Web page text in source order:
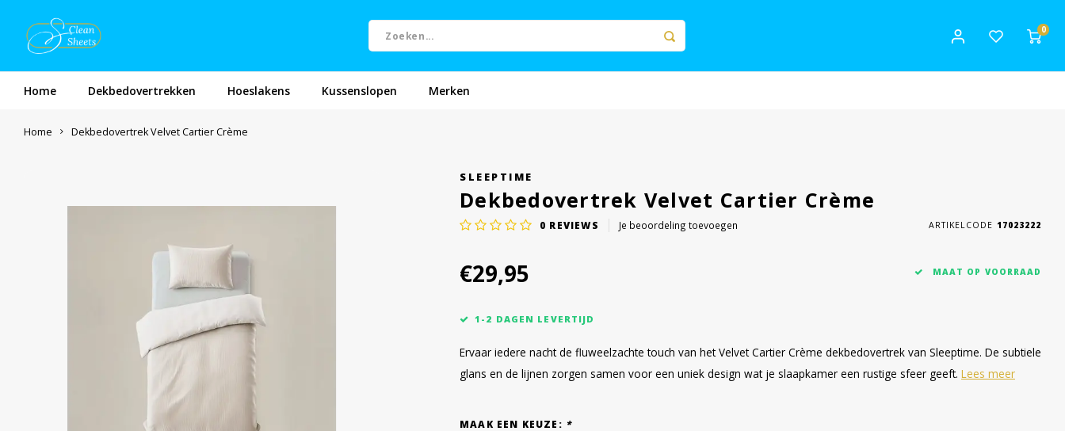
0
Home Dekbedovertrekken Hoeslakens Kussenslopen Merken
Home Dekbedovertrek Velvet Cartier Crème
SLEEPTIME
Dekbedovertrek Velvet Cartier Crème
0 REVIEWS Je beoordeling toevoegen ARTIKELCODE 17023222
€29,95 MAAT OP VOORRAAD
1-2 DAGEN LEVERTIJD
Ervaar iedere nacht de fluweelzachte touch van het Velvet Cartier Crème dekbedovertrek van Sleeptime. De subtiele
glans en de lijnen zorgen samen voor een uniek design wat je slaapkamer een rustige sfeer geeft. Lees meer
MAAK EEN KEUZE: *